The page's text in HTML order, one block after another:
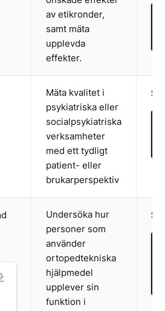
av etikronder,
samt mäta
upplevda
effekter.
Mäta kvalitet i
psykiatriska eller
socialpsykiatriska
verksamheter
med ett tydligt
patient- eller
brukarperspektiv
Undersöka hur
personer som
använder
ortopedtekniska
hjälpmedel
upplever sin
funktion i